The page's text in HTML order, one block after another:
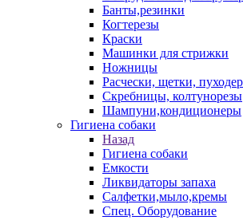
Банты,резинки
Когтерезы
Краски
Машинки для стрижки
Ножницы
Расчески, щетки,
Скребницы, колтунорезы
Шампуни,кондиционеры
Гигиена собаки
Назад
Гигиена собаки
Емкости
Ликвидаторы запаха
Салфетки,мыло,кремы
Спец. Оборудование